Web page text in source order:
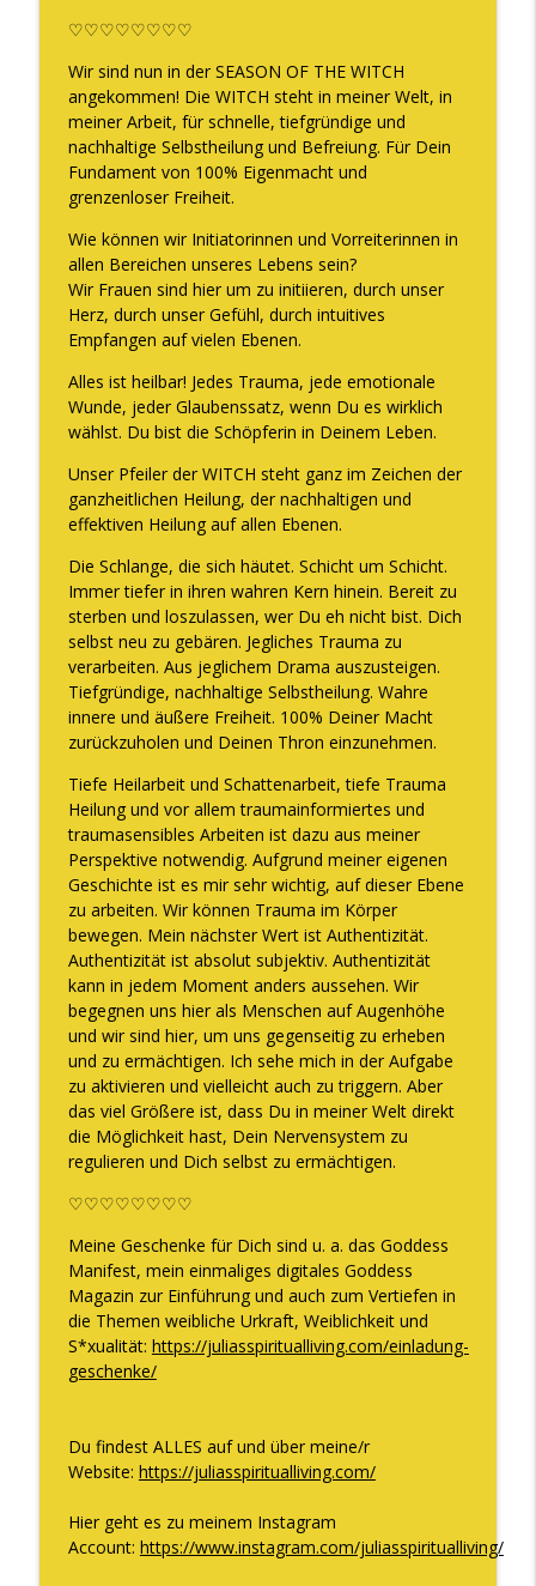
♡♡♡♡♡♡♡♡
Wir sind nun in der SEASON OF THE WITCH
angekommen! Die WITCH steht in meiner Welt, in
meiner Arbeit, für schnelle, tiefgründige und
nachhaltige Selbstheilung und Befreiung. Für Dein
Fundament von 100% Eigenmacht und
grenzenloser Freiheit.
Wie können wir Initiatorinnen und Vorreiterinnen in
allen Bereichen unseres Lebens sein?
Wir Frauen sind hier um zu initiieren, durch unser
Herz, durch unser Gefühl, durch intuitives
Empfangen auf vielen Ebenen.
Alles ist heilbar! Jedes Trauma, jede emotionale
Wunde, jeder Glaubenssatz, wenn Du es wirklich
wählst. Du bist die Schöpferin in Deinem Leben.
Unser Pfeiler der WITCH steht ganz im Zeichen der
ganzheitlichen Heilung, der nachhaltigen und
effektiven Heilung auf allen Ebenen.
Die Schlange, die sich häutet. Schicht um Schicht.
Immer tiefer in ihren wahren Kern hinein. Bereit zu
sterben und loszulassen, wer Du eh nicht bist. Dich
selbst neu zu gebären. Jegliches Trauma zu
verarbeiten. Aus jeglichem Drama auszusteigen.
Tiefgründige, nachhaltige Selbstheilung. Wahre
innere und äußere Freiheit. 100% Deiner Macht
zurückzuholen und Deinen Thron einzunehmen.
Tiefe Heilarbeit und Schattenarbeit, tiefe Trauma
Heilung und vor allem traumainformiertes und
traumasensibles Arbeiten ist dazu aus meiner
Perspektive notwendig. Aufgrund meiner eigenen
Geschichte ist es mir sehr wichtig, auf dieser Ebene
zu arbeiten. Wir können Trauma im Körper
bewegen. Mein nächster Wert ist Authentizität.
Authentizität ist absolut subjektiv. Authentizität
kann in jedem Moment anders aussehen. Wir
begegnen uns hier als Menschen auf Augenhöhe
und wir sind hier, um uns gegenseitig zu erheben
und zu ermächtigen. Ich sehe mich in der Aufgabe
zu aktivieren und vielleicht auch zu triggern. Aber
das viel Größere ist, dass Du in meiner Welt direkt
die Möglichkeit hast, Dein Nervensystem zu
regulieren und Dich selbst zu ermächtigen.
♡♡♡♡♡♡♡♡
Meine Geschenke für Dich sind u. a. das Goddess
Manifest, mein einmaliges digitales Goddess
Magazin zur Einführung und auch zum Vertiefen in
die Themen weibliche Urkraft, Weiblichkeit und
S*xualität: https://juliasspiritualliving.com/einladung-
geschenke/
Du findest ALLES auf und über meine/r
Website: https://juliasspiritualliving.com/
Hier geht es zu meinem Instagram
Account: https://www.instagram.com/juliasspiritualliving/